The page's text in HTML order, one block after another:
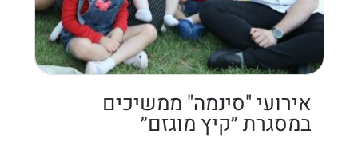
אירועי "סינמה" ממשיכים
במסגרת ״קיץ מוגזם״